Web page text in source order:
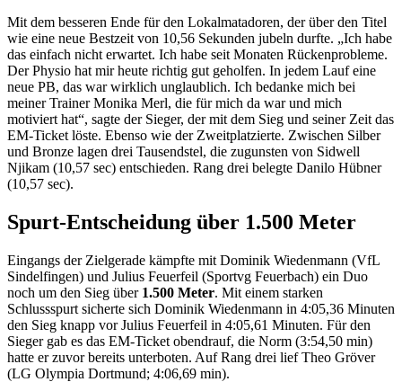
Mit dem besseren Ende für den Lokalmatadoren, der über den Titel
wie eine neue Bestzeit von 10,56 Sekunden jubeln durfte. „Ich habe
das einfach nicht erwartet. Ich habe seit Monaten Rückenprobleme.
Der Physio hat mir heute richtig gut geholfen. In jedem Lauf eine
neue PB, das war wirklich unglaublich. Ich bedanke mich bei
meiner Trainer Monika Merl, die für mich da war und mich
motiviert hat“, sagte der Sieger, der mit dem Sieg und seiner Zeit das
EM-Ticket löste. Ebenso wie der Zweitplatzierte. Zwischen Silber
und Bronze lagen drei Tausendstel, die zugunsten von Sidwell
Njikam (10,57 sec) entschieden. Rang drei belegte Danilo Hübner
(10,57 sec).
Spurt-Entscheidung über 1.500 Meter
Eingangs der Zielgerade kämpfte mit Dominik Wiedenmann (VfL
Sindelfingen) und Julius Feuerfeil (Sportvg Feuerbach) ein Duo
noch um den Sieg über 1.500 Meter. Mit einem starken
Schlussspurt sicherte sich Dominik Wiedenmann in 4:05,36 Minuten
den Sieg knapp vor Julius Feuerfeil in 4:05,61 Minuten. Für den
Sieger gab es das EM-Ticket obendrauf, die Norm (3:54,50 min)
hatte er zuvor bereits unterboten. Auf Rang drei lief Theo Gröver
(LG Olympia Dortmund; 4:06,69 min).